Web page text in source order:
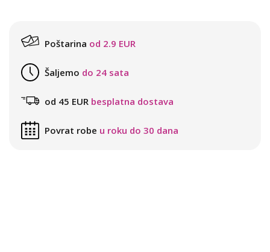
Poštarina od 2.9 EUR
Šaljemo do 24 sata
od 45 EUR besplatna dostava
Povrat robe u roku do 30 dana